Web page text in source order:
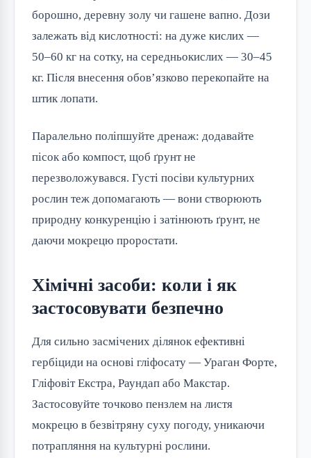
борошно, деревну золу чи гашене вапно. Дози
залежать від кислотності: на дуже кислих —
50–60 кг на сотку, на середньокислих — 30–45
кг. Після внесення обов’язково перекопайте на
штик лопати.
Паралельно поліпшуйте дренаж: додавайте
пісок або компост, щоб ґрунт не
перезволожувався. Густі посіви культурних
рослин теж допомагають — вони створюють
природну конкуренцію і затінюють ґрунт, не
даючи мокрецю проростати.
Хімічні засоби: коли і як
застосовувати безпечно
Для сильно засмічених ділянок ефективні
гербіциди на основі гліфосату — Ураган Форте,
Гліфовіт Екстра, Раундап або Макстар.
Застосовуйте точково пензлем на листя
мокрецю в безвітряну суху погоду, уникаючи
потрапляння на культурні рослини.